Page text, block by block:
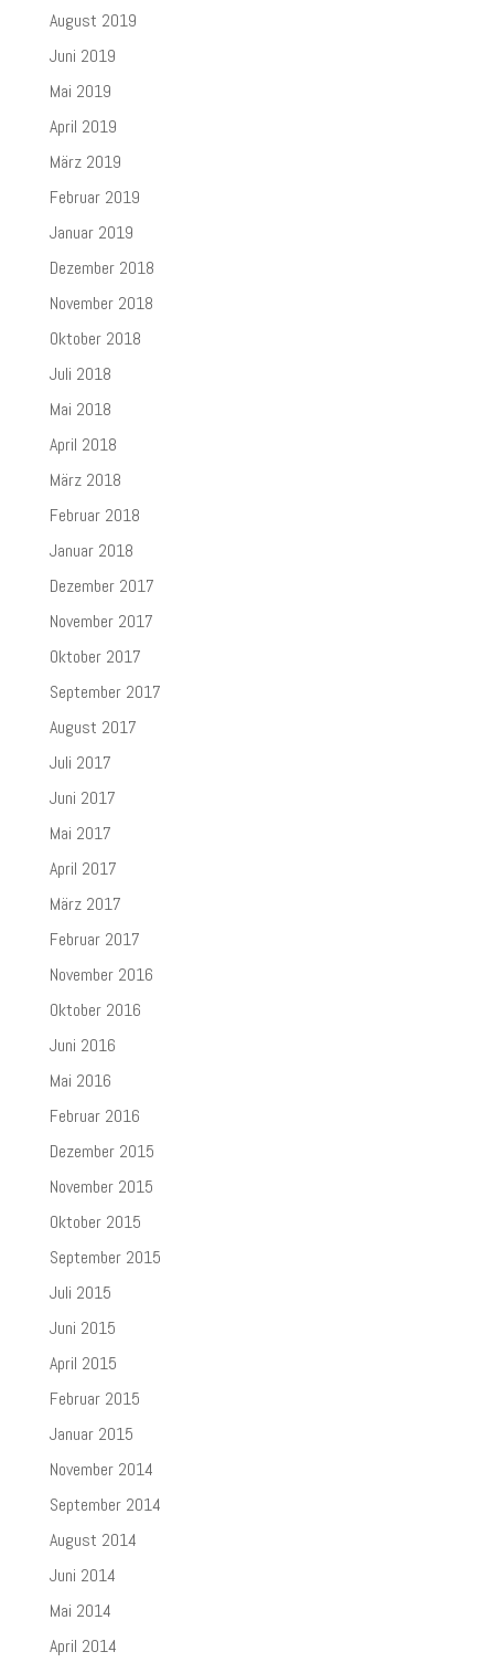
August 2019
Juni 2019
Mai 2019
April 2019
März 2019
Februar 2019
Januar 2019
Dezember 2018
November 2018
Oktober 2018
Juli 2018
Mai 2018
April 2018
März 2018
Februar 2018
Januar 2018
Dezember 2017
November 2017
Oktober 2017
September 2017
August 2017
Juli 2017
Juni 2017
Mai 2017
April 2017
März 2017
Februar 2017
November 2016
Oktober 2016
Juni 2016
Mai 2016
Februar 2016
Dezember 2015
November 2015
Oktober 2015
September 2015
Juli 2015
Juni 2015
April 2015
Februar 2015
Januar 2015
November 2014
September 2014
August 2014
Juni 2014
Mai 2014
April 2014